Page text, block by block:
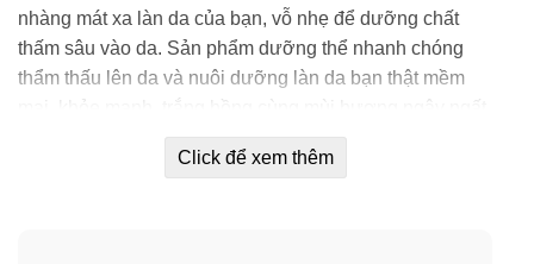
nhàng mát xa làn da của bạn, vỗ nhẹ để dưỡng chất
thấm sâu vào da. Sản phẩm dưỡng thể nhanh chóng
thẩm thấu lên da và nuôi dưỡng làn da bạn thật mềm
Click để xem thêm